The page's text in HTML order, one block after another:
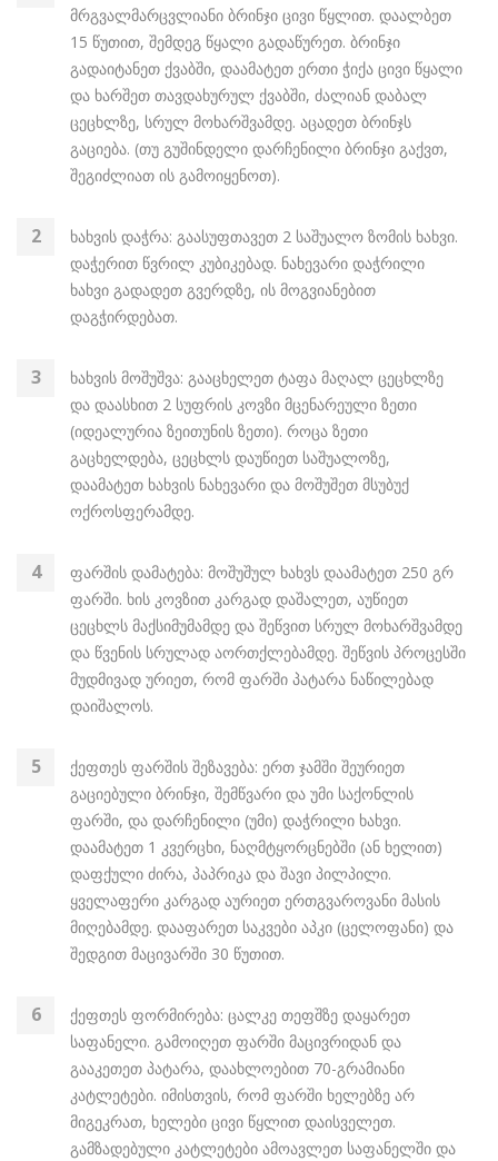
მრგვალმარცვლიანი ბრინჯი ცივი წყლით. დაალბეთ
15 წუთით, შემდეგ წყალი გადაწურეთ. ბრინჯი
გადაიტანეთ ქვაბში, დაამატეთ ერთი ჭიქა ცივი წყალი
და ხარშეთ თავდახურულ ქვაბში, ძალიან დაბალ
ცეცხლზე, სრულ მოხარშვამდე. აცადეთ ბრინჯს
გაციება. (თუ გუშინდელი დარჩენილი ბრინჯი გაქვთ,
შეგიძლიათ ის გამოიყენოთ).
ხახვის დაჭრა: გაასუფთავეთ 2 საშუალო ზომის ხახვი.
დაჭერით წვრილ კუბიკებად. ნახევარი დაჭრილი
ხახვი გადადეთ გვერდზე, ის მოგვიანებით
დაგჭირდებათ.
ხახვის მოშუშვა: გააცხელეთ ტაფა მაღალ ცეცხლზე
და დაასხით 2 სუფრის კოვზი მცენარეული ზეთი
(იდეალურია ზეითუნის ზეთი). როცა ზეთი
გაცხელდება, ცეცხლს დაუწიეთ საშუალოზე,
დაამატეთ ხახვის ნახევარი და მოშუშეთ მსუბუქ
ოქროსფერამდე.
ფარშის დამატება: მოშუშულ ხახვს დაამატეთ 250 გრ
ფარში. ხის კოვზით კარგად დაშალეთ, აუწიეთ
ცეცხლს მაქსიმუმამდე და შეწვით სრულ მოხარშვამდე
და წვენის სრულად აორთქლებამდე. შეწვის პროცესში
მუდმივად ურიეთ, რომ ფარში პატარა ნაწილებად
დაიშალოს.
ქეფთეს ფარშის შეზავება: ერთ ჯამში შეურიეთ
გაციებული ბრინჯი, შემწვარი და უმი საქონლის
ფარში, და დარჩენილი (უმი) დაჭრილი ხახვი.
დაამატეთ 1 კვერცხი, ნაღმტყორცნებში (ან ხელით)
დაფქული ძირა, პაპრიკა და შავი პილპილი.
ყველაფერი კარგად აურიეთ ერთგვაროვანი მასის
მიღებამდე. დააფარეთ საკვები აპკი (ცელოფანი) და
შედგით მაცივარში 30 წუთით.
ქეფთეს ფორმირება: ცალკე თეფშზე დაყარეთ
საფანელი. გამოიღეთ ფარში მაცივრიდან და
გააკეთეთ პატარა, დაახლოებით 70-გრამიანი
კატლეტები. იმისთვის, რომ ფარში ხელებზე არ
მიგეკრათ, ხელები ცივი წყლით დაისველეთ.
გამზადებული კატლეტები ამოავლეთ საფანელში და